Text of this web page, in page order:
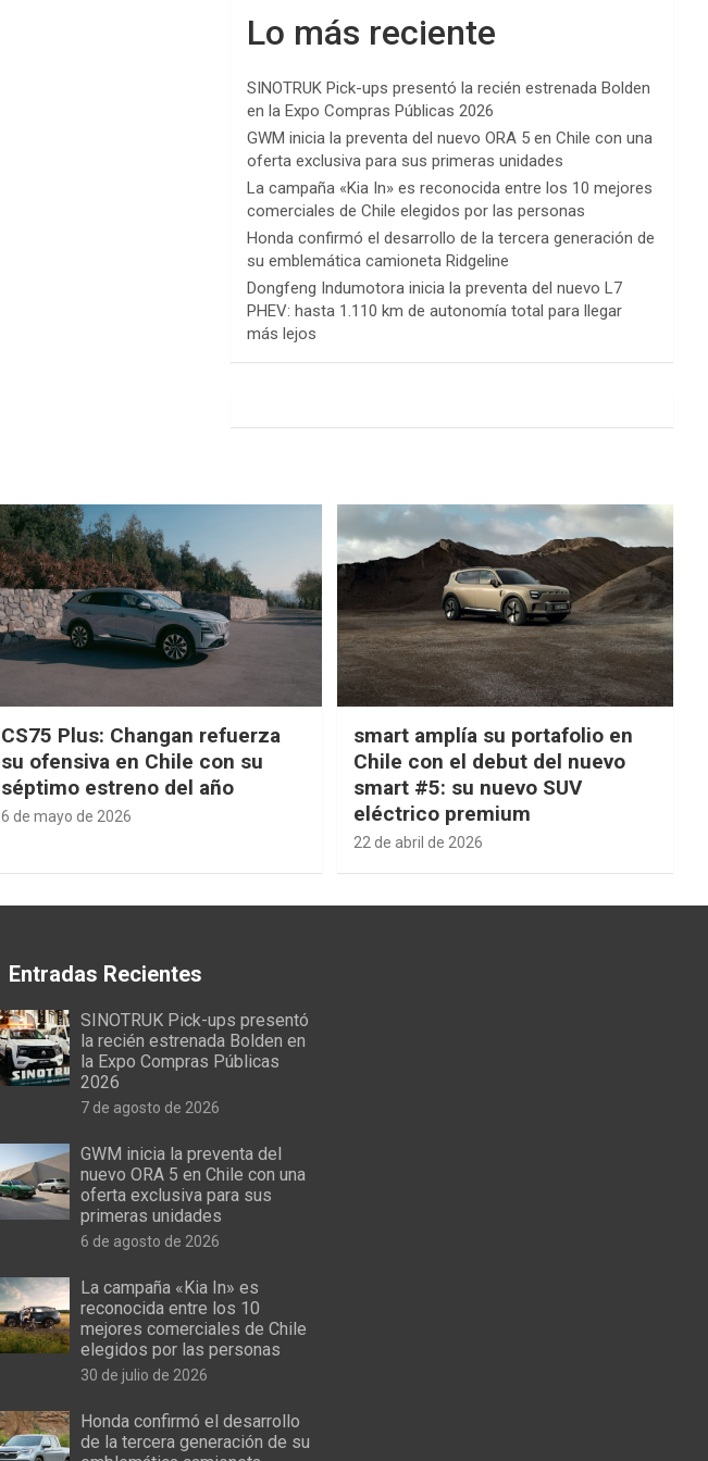
Lo más reciente
SINOTRUK Pick-ups presentó la recién estrenada Bolden
en la Expo Compras Públicas 2026
GWM inicia la preventa del nuevo ORA 5 en Chile con una
oferta exclusiva para sus primeras unidades
La campaña «Kia In» es reconocida entre los 10 mejores
comerciales de Chile elegidos por las personas
Honda confirmó el desarrollo de la tercera generación de
su emblemática camioneta Ridgeline
Dongfeng Indumotora inicia la preventa del nuevo L7
PHEV: hasta 1.110 km de autonomía total para llegar
más lejos
CS75 Plus: Changan refuerza
su ofensiva en Chile con su
séptimo estreno del año
6 de mayo de 2026
smart amplía su portafolio en
Chile con el debut del nuevo
smart #5: su nuevo SUV
eléctrico premium
22 de abril de 2026
Entradas Recientes
SINOTRUK Pick-ups presentó
la recién estrenada Bolden en
la Expo Compras Públicas
2026
7 de agosto de 2026
GWM inicia la preventa del
nuevo ORA 5 en Chile con una
oferta exclusiva para sus
primeras unidades
6 de agosto de 2026
La campaña «Kia In» es
reconocida entre los 10
mejores comerciales de Chile
elegidos por las personas
30 de julio de 2026
Honda confirmó el desarrollo
de la tercera generación de su